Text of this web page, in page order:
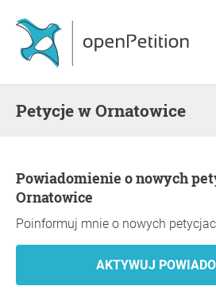
Petycje w Ornatowice
Powiadomienie o nowych petycjach w
Ornatowice
Poinformuj mnie o nowych